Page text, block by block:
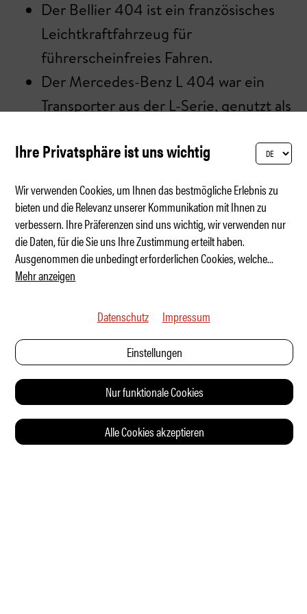
Der Bellier 404 ist ein französisches
Leichtkraftfahrzeug für
führerscheinfreies Fahren.
Der Mercedes-Benz L 404 war ein
Transporter aus der L-Serie, genutzt als
> Gute Fahrt und viel Spass auf unserer
Webseite!
Ihre Privatsphäre ist uns wichtig
Wir verwenden Cookies, um Ihnen das bestmögliche Erlebnis zu
bieten und die Relevanz unserer Kommunikation mit Ihnen zu
verbessern. Ihre Präferenzen sind uns wichtig, wir verwenden nur
die Daten, für die Sie uns Ihre Zustimmung erteilt haben.
Ausgenommen die unbedingt erforderlichen Cookies, welche...
Mehr anzeigen
Datenschutz Impressum
Einstellungen
Nur funktionale Cookies
Alle Cookies akzeptieren